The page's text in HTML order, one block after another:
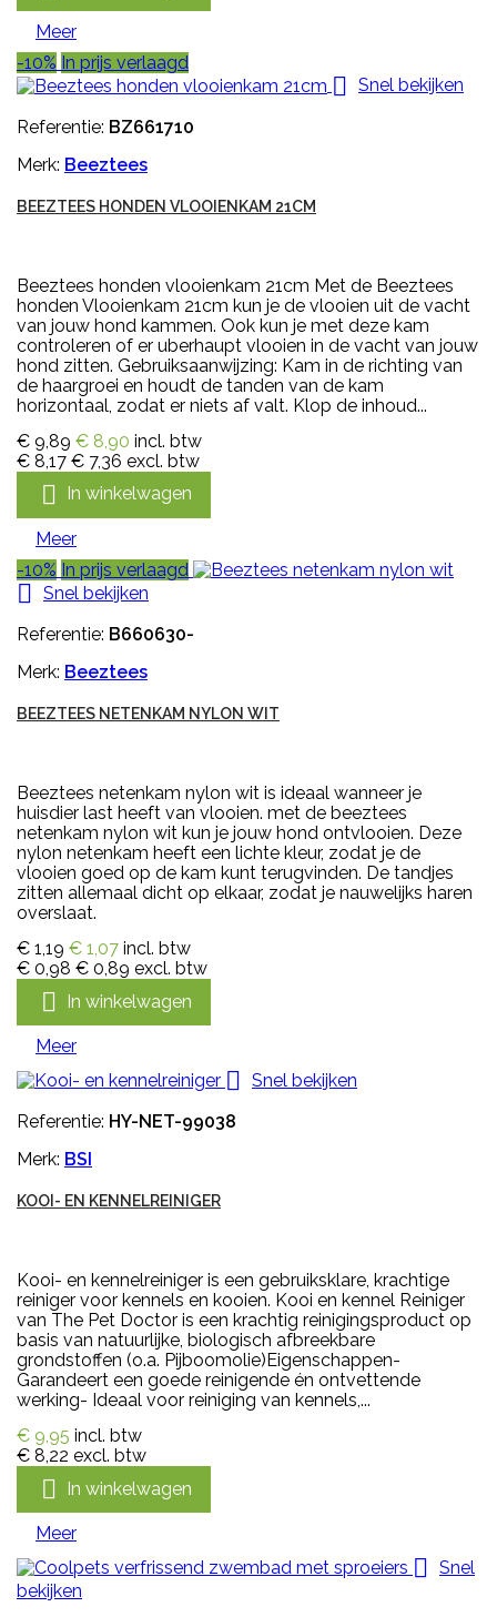
Meer
-10% In prijs verlaagd
 Snel bekijken
Referentie: BZ661710
Merk: Beeztees
BEEZTEES HONDEN VLOOIENKAM 21CM
Beeztees honden vlooienkam 21cm Met de Beeztees
honden Vlooienkam 21cm kun je de vlooien uit de vacht
van jouw hond kammen. Ook kun je met deze kam
controleren of er uberhaupt vlooien in de vacht van jouw
hond zitten. Gebruiksaanwijzing: Kam in de richting van
de haargroei en houdt de tanden van de kam
horizontaal, zodat er niets af valt. Klop de inhoud...
€ 9,89 € 8,90 incl. btw
€ 8,17 € 7,36 excl. btw
 In winkelwagen
Meer
-10% In prijs verlaagd

Snel bekijken
Referentie: B660630-
Merk: Beeztees
BEEZTEES NETENKAM NYLON WIT
Beeztees netenkam nylon wit is ideaal wanneer je
huisdier last heeft van vlooien. met de beeztees
netenkam nylon wit kun je jouw hond ontvlooien. Deze
nylon netenkam heeft een lichte kleur, zodat je de
vlooien goed op de kam kunt terugvinden. De tandjes
zitten allemaal dicht op elkaar, zodat je nauwelijks haren
overslaat.
€ 1,19 € 1,07 incl. btw
€ 0,98 € 0,89 excl. btw
 In winkelwagen
Meer

Snel bekijken
Referentie: HY-NET-99038
Merk: BSI
KOOI- EN KENNELREINIGER
Kooi- en kennelreiniger is een gebruiksklare, krachtige
reiniger voor kennels en kooien. Kooi en kennel Reiniger
van The Pet Doctor is een krachtig reinigingsproduct op
basis van natuurlijke, biologisch afbreekbare
grondstoffen (o.a. Pijboomolie)Eigenschappen-
Garandeert een goede reinigende én ontvettende
werking- Ideaal voor reiniging van kennels,...
€ 9,95 incl. btw
€ 8,22 excl. btw
 In winkelwagen
Meer

Snel
bekijken